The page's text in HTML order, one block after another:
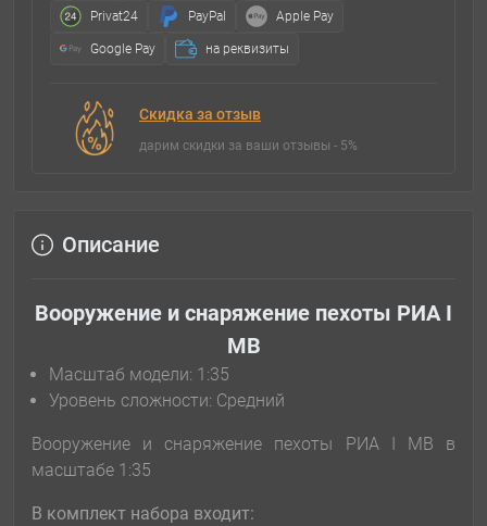
Privat24 PayPal Apple Pay
Google Pay на реквизиты
Скидка за отзыв
дарим скидки за ваши отзывы - 5%
Описание
Вооружение и снаряжение пехоты РИА І
МВ
Масштаб модели: 1:35
Уровень сложности: Cредний
Вооружение и снаряжение пехоты РИА І МВ в
масштабе 1:35
В комплект набора входит: